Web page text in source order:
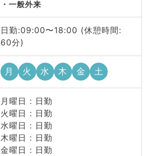
一般外来
日勤:09:00〜18:00 (休憩時間:
60分)
月 火 水 木 金 土
月曜日 : 日勤
火曜日 : 日勤
水曜日 : 日勤
木曜日 : 日勤
金曜日 : 日勤